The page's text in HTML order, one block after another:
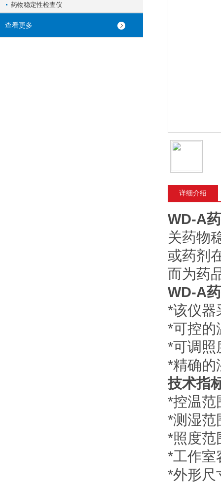
药物稳定性检查仪
查看更多
详细介绍
WD-A
关药物
或药剂
而为药
WD-A
*该仪器
*可控的
*可调照
*精确的
技术指
*控温
*测湿范
*照度范
*工作室
*外形尺